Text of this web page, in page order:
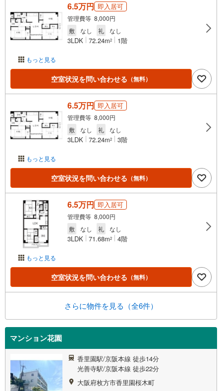
もっと見る
6.5万円 即入居可
管理費等 8,000円
敷
なし 礼 なし
3LDK 72.24m2 1階
空室状況を問い合わせる （無料）
もっと見る
6.5万円 即入居可
管理費等 8,000円
敷
なし 礼 なし
3LDK 72.24m2 3階
空室状況を問い合わせる （無料）
もっと見る
6.5万円 即入居可
管理費等 8,000円
敷
なし 礼 なし
3LDK 71.68m2 4階
空室状況を問い合わせる （無料）
さらに物件を見る（全6件）
マンション花園
香里園駅/京阪本線 徒歩14分
光善寺駅/京阪本線 徒歩22分
大阪府枚方市香里園桜木町